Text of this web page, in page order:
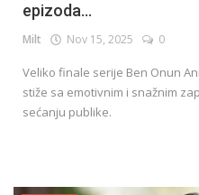
epizoda...
Milt Nov 15, 2025 0
Veliko finale serije Ben Onun
stiže sa emotivnim i snažnim
sećanju publike.